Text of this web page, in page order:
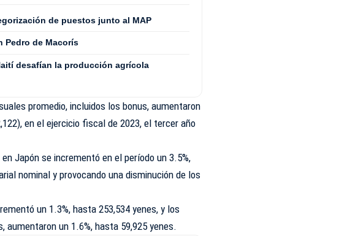
de puestos junto al MAP
Pedro de Macorís
desafían la producción agrícola
promedio, incluidos los bonus, aumentaron
en el ejercicio fiscal de 2023, el tercer año
en Japón se incrementó en el período un 3.5%,
nominal y provocando una disminución de los
un 1.3%, hasta 253,534 yenes, y los
aumentaron un 1.6%, hasta 59,925 yenes.